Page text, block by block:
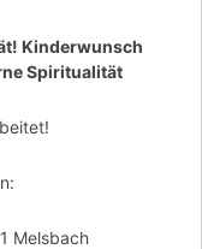
Kinderwunsch
Spiritualität
Melsbach